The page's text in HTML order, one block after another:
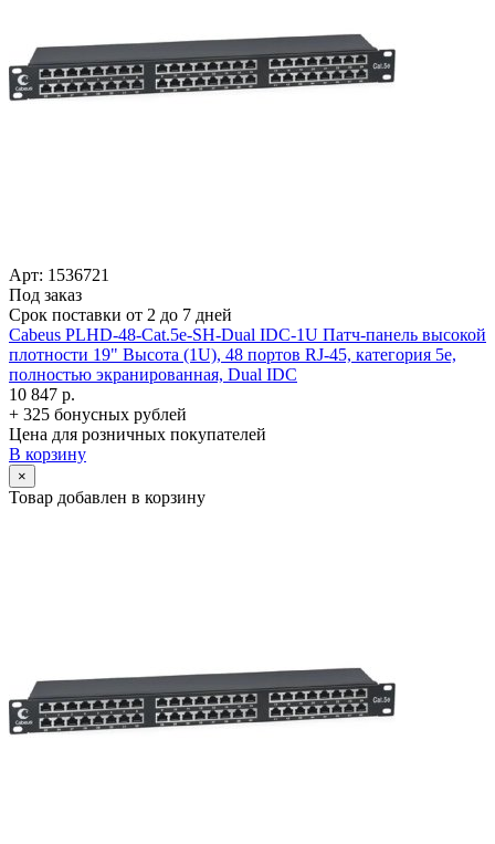
Арт: 1536721
Под заказ
Срок поставки от 2 до 7 дней
Cabeus PLHD-48-Cat.5e-SH-Dual IDC-1U Патч-панель высокой
плотности 19" Высота (1U), 48 портов RJ-45, категория 5e,
полностью экранированная, Dual IDC
10 847 р.
+ 325 бонусных рублей
Цена для розничных покупателей
В корзину
×
Товар добавлен в корзину